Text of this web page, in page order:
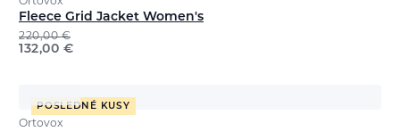
Fleece Grid Jacket Women's
220,00€
132,00 €
POSLEDNÉ KUSY
Ortovox